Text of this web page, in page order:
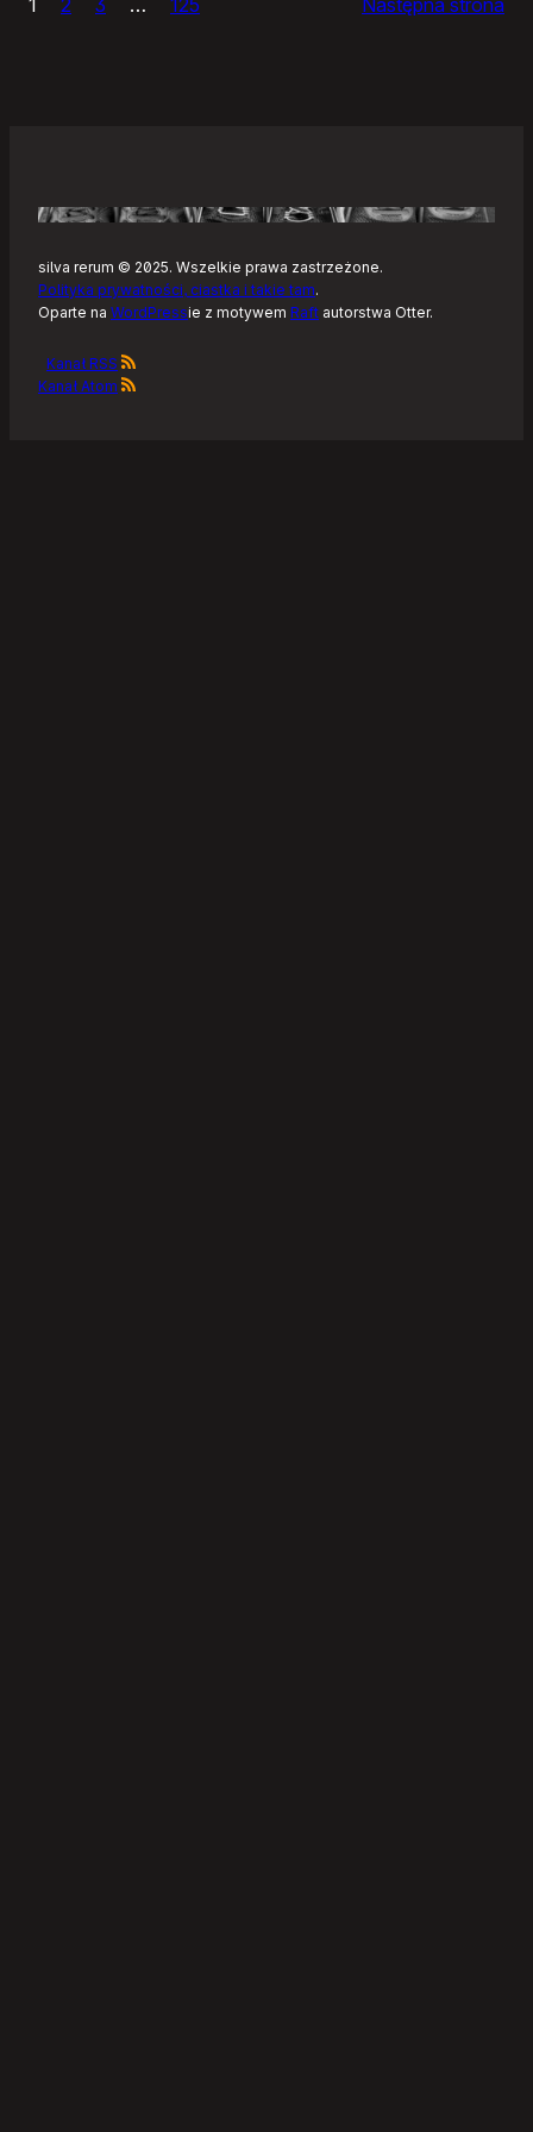
–
Linuksa
silva rerum © 2025. Wszelkie prawa zastrzeżone.
Polityka prywatności, ciastka i takie tam.
Oparte na WordPressie z motywem Raft autorstwa Otter.
Kanał RSS
Kanał Atom